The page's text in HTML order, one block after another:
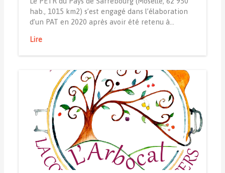
hab., 1015 km2) s’est engagé dans l’élaboration
d’un PAT en 2020 après avoir été retenu à…
Lire